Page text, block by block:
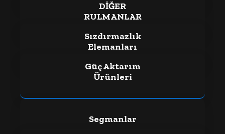
DİĞER
RULMANLAR
Sızdırmazlık
Elemanları
Güç Aktarım
Ürünleri
Segmanlar